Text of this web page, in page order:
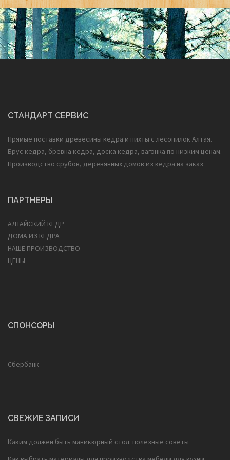
СТАНДАРТ СЕРВИС
Прямые поставки древесины кедра и пихты с лесопилок Алтая.
Брус кедра, бревна кедра, доска кедра, вагонка по низким ценам.
Производство срубов, деревянных домов из кедра на заказ
ПАРТНЕРЫ
АЛТАЙСКИЙ КЕДР
ДОМА ИЗ КЕДРА
НАШЕ ПРОИЗВОДСТВО
ЦЕНЫ
СПОНСОРЫ
Сбербанк
СВЕЖИЕ ЗАПИСИ
Каким должен быть маникюрный стол: полезные советы